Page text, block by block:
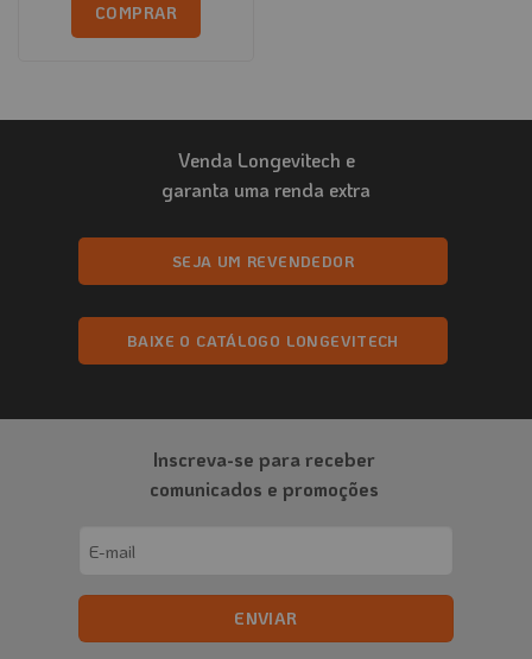
COMPRAR
Venda Longevitech e
garanta uma renda extra
SEJA UM REVENDEDOR
BAIXE O CATÁLOGO LONGEVITECH
Inscreva-se para receber
comunicados e promoções